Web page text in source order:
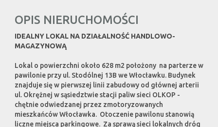
OPIS NIERUCHOMOŚCI
IDEALNY LOKAL NA DZIAŁALNOŚĆ HANDLOWO-
MAGAZYNOWĄ
Lokal o powierzchni około 628 m2 położony na parterze w
pawilonie przy ul. Stodólnej 13B we Włocławku. Budynek
znajduje się w pierwszej linii zabudowy od głównej arterii
ul. Okrężnej w sąsiedztwie stacji paliw sieci OLKOP -
chętnie odwiedzanej przez zmotoryzowanych
mieszkańców Włocławka. Otoczenie pawilonu stanowią
liczne miejsca parkingowe. Za sprawą sieci lokalnych dróg